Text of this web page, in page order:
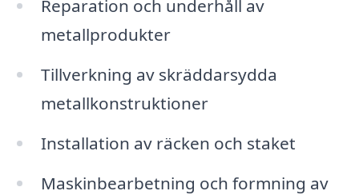
Reparation och underhåll av
metallprodukter
Tillverkning av skräddarsydda
metallkonstruktioner
Installation av räcken och staket
Maskinbearbetning och formning av